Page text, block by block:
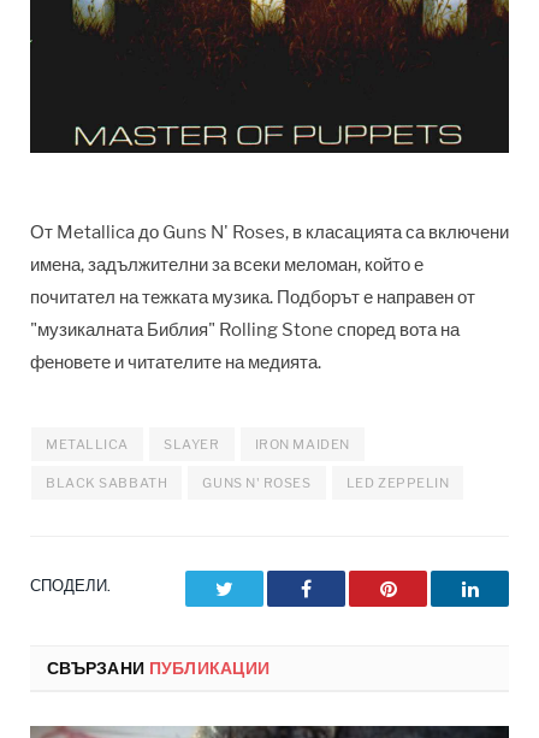
От Metallica до Guns N' Roses, в класацията са включени
имена, задължителни за всеки меломан, който е
почитател на тежката музика. Подборът е направен от
"музикалната Библия" Rolling Stone според вота на
феновете и читателите на медията.
METALLICA SLAYER IRON MAIDEN
BLACK SABBATH GUNS N' ROSES LED ZEPPELIN
СПОДЕЛИ. Facebook Pinterest
СВЪРЗАНИ ПУБЛИКАЦИИ